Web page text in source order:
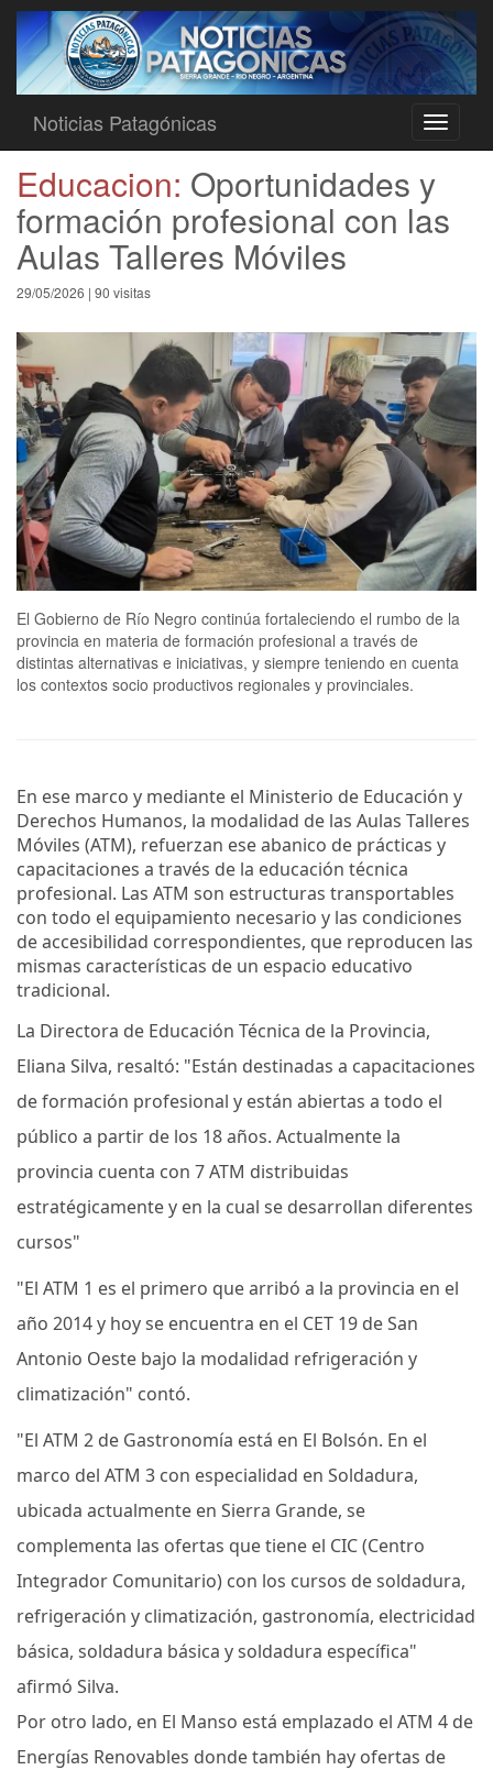
Toggle
Noticias Patagónicas
Educacion: Oportunidades y
formación profesional con las
Aulas Talleres Móviles
29/05/2026 | 90 visitas
El Gobierno de Río Negro continúa fortaleciendo el rumbo de la
provincia en materia de formación profesional a través de
distintas alternativas e iniciativas, y siempre teniendo en cuenta
los contextos socio productivos regionales y provinciales.
En ese marco y mediante el Ministerio de Educación y
Derechos Humanos, la modalidad de las Aulas Talleres
Móviles (ATM), refuerzan ese abanico de prácticas y
capacitaciones a través de la educación técnica
profesional. Las ATM son estructuras transportables
con todo el equipamiento necesario y las condiciones
de accesibilidad correspondientes, que reproducen las
mismas características de un espacio educativo
tradicional.
La Directora de Educación Técnica de la Provincia,
Eliana Silva, resaltó: "Están destinadas a capacitaciones
de formación profesional y están abiertas a todo el
público a partir de los 18 años. Actualmente la
provincia cuenta con 7 ATM distribuidas
estratégicamente y en la cual se desarrollan diferentes
cursos"
"El ATM 1 es el primero que arribó a la provincia en el
año 2014 y hoy se encuentra en el CET 19 de San
Antonio Oeste bajo la modalidad refrigeración y
climatización" contó.
"El ATM 2 de Gastronomía está en El Bolsón. En el
marco del ATM 3 con especialidad en Soldadura,
ubicada actualmente en Sierra Grande, se
complementa las ofertas que tiene el CIC (Centro
Integrador Comunitario) con los cursos de soldadura,
refrigeración y climatización, gastronomía, electricidad
básica, soldadura básica y soldadura específica"
afirmó Silva.
Por otro lado, en El Manso está emplazado el ATM 4 de
Energías Renovables donde también hay ofertas de